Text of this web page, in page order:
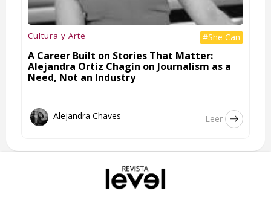
Cultura y Arte #She Can
A Career Built on Stories That Matter:
Alejandra Ortiz Chagín on Journalism as a
Need, Not an Industry
Alejandra Chaves Leer